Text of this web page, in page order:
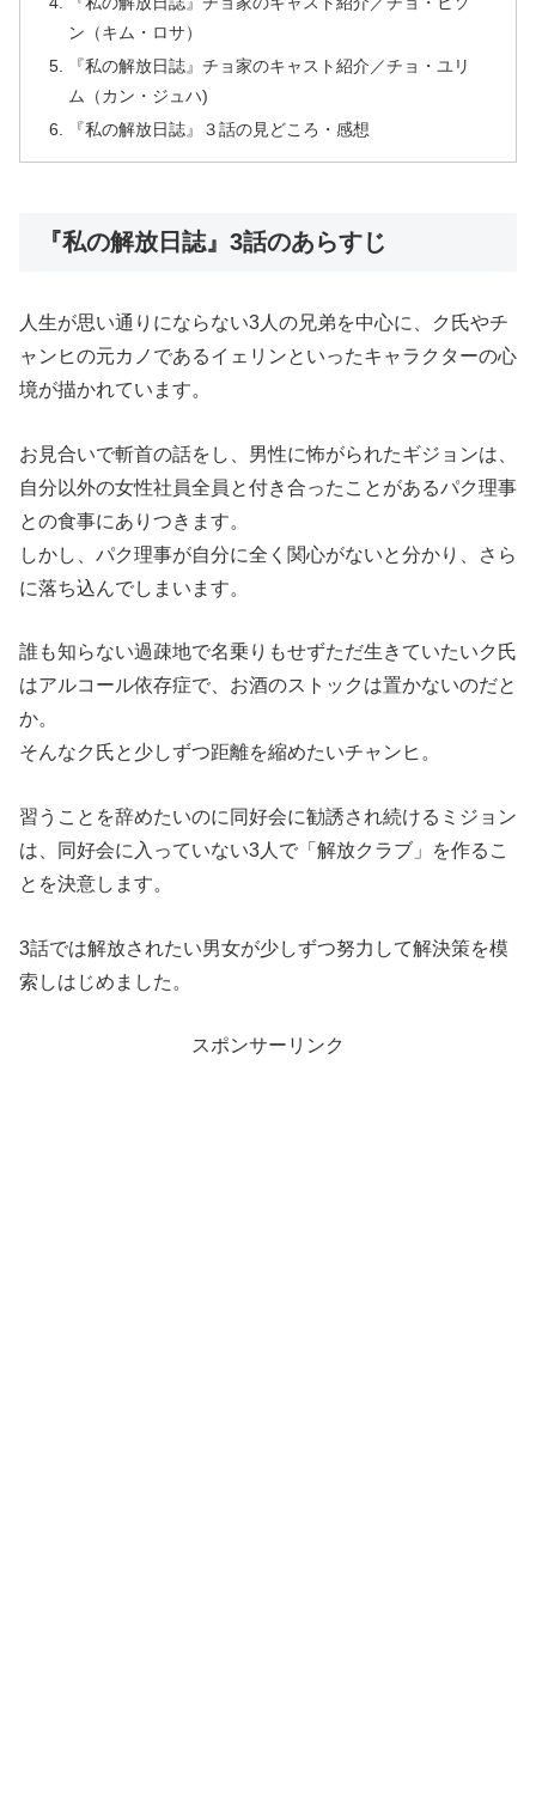
ン（キム・ロサ）
『私の解放日誌』チョ家のキャスト紹介／チョ・ユリ
ム（カン・ジュハ)
『私の解放日誌』３話の見どころ・感想
『私の解放日誌』3話のあらすじ
人生が思い通りにならない3人の兄弟を中心に、ク氏やチ
ャンヒの元カノであるイェリンといったキャラクターの心
境が描かれています。
お見合いで斬首の話をし、男性に怖がられたギジョンは、
自分以外の女性社員全員と付き合ったことがあるパク理事
との食事にありつきます。
しかし、パク理事が自分に全く関心がないと分かり、さら
に落ち込んでしまいます。
誰も知らない過疎地で名乗りもせずただ生きていたいク氏
はアルコール依存症で、お酒のストックは置かないのだと
か。
そんなク氏と少しずつ距離を縮めたいチャンヒ。
習うことを辞めたいのに同好会に勧誘され続けるミジョン
は、同好会に入っていない3人で「解放クラブ」を作るこ
とを決意します。
3話では解放されたい男女が少しずつ努力して解決策を模
索しはじめました。
スポンサーリンク